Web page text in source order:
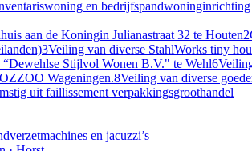
woning en bedrijfspandwoninginrichting
aan de Koningin Julianastraat 32 te Houten2
3Veiling van diverse StahlWorks tiny
Stijlvol Wonen B.V." te Wehl6
Wageningen.8Veiling van diverse
uit faillissement verpakkingsgroothandel
en jacuzzi’s